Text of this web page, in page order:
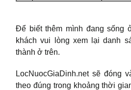
Để biết thêm mình đang sống
khách vui lòng xem lại danh
thành ở trên.
LocNuocGiaDinh.net sẽ đóng
theo đúng trong khoảng thời